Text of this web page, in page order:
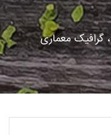
گرافیک معماری